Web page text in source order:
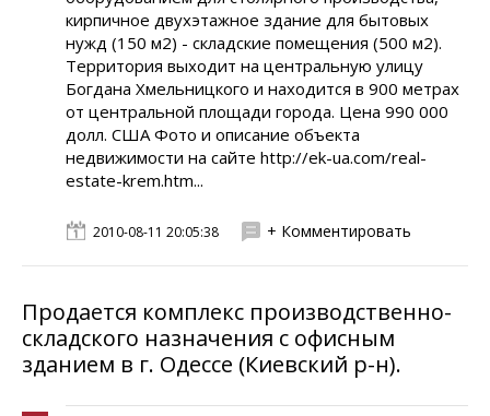
кирпичное двухэтажное здание для бытовых
нужд (150 м2) - складские помещения (500 м2).
Территория выходит на центральную улицу
Богдана Хмельницкого и находится в 900 метрах
от центральной площади города. Цена 990 000
долл. США Фото и описание объекта
недвижимости на сайте http://ek-ua.com/real-
estate-krem.htm...
2010-08-11 20:05:38 + Комментировать
Продается комплекс производственно-
складского назначения с офисным
зданием в г. Одессе (Киевский р-н).